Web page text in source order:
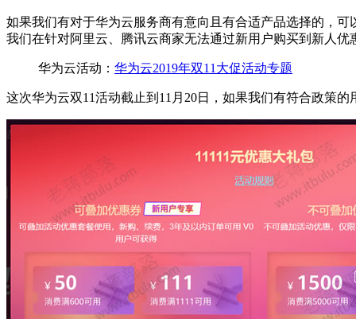
如果我们有对于华为云服务商有意向且有合适产品选择的，
我们在针对阿里云、腾讯云商家无法通过新用户购买到新人
华为云活动： 华为云2019年双11大促活动专题
这次华为云双11活动截止到11月20日，如果我们有符合政策